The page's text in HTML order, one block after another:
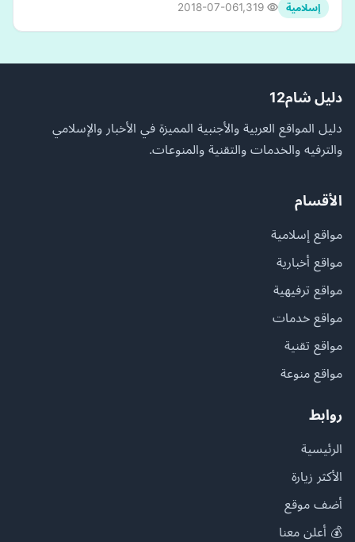
إسلامية 2018-07-06
دليل شام12
دليل المواقع العربية والأجنبية المميزة في الأخبار والإسلامي
والترفيه والخدمات والتقنية والمنوعات.
الأقسام
مواقع إسلامية
مواقع أخبارية
مواقع ترفيهية
مواقع خدمات
مواقع تقنية
مواقع منوعة
روابط
الرئيسية
الأكثر زيارة
أضف موقع
💰 أعلن معنا